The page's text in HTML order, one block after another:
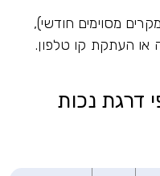
מסוימים חודשי),
או העתקת קו טלפון.
דרגת נכות